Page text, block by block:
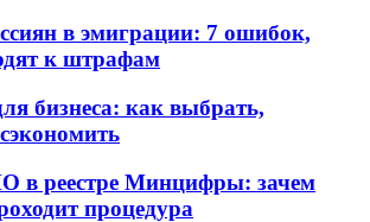
в эмиграции: 7 ошибок,
к штрафам
бизнеса: как выбрать,
в реестре Минцифры: зачем
процедура